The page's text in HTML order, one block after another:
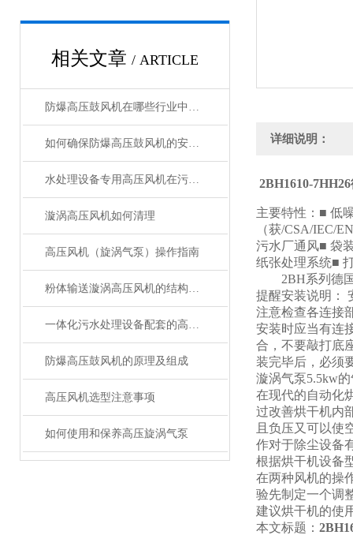
相关文章 / ARTICLE
防爆高压鼓风机在哪些行业中有广泛应用？
如何确保防爆高压鼓风机的安全运行？
水处理设备专用高压风机在污水处理过程中的应用
漩涡高压风机如何清理
高压风机（旋涡气泵）操作指南
粉体输送漩涡高压风机的结构特点及原理
一体化污水处理设备配套的高压风机选购指南
防爆高压鼓风机的原理及组成
高压风机选型注意事项
如何使用和保养高压旋涡气泵
详细说明：
2BH1610-
主要特性：■ 低
（获/CSA/IEC/
污水厂通风■ 袋
纸张处理系统■
2BH系列德国
提醒安装说明：
注意检查各连接
安装时应当有连
合，不要敲打底
装完毕后，必须
漩涡气泵5.5kw
在现代的自动化
过改善烘干机内
且负压又可以使
作对于除尘设备
根据烘干机设备
在两种风机的操
验先制定一个调
建议烘干机的使
本文标题：